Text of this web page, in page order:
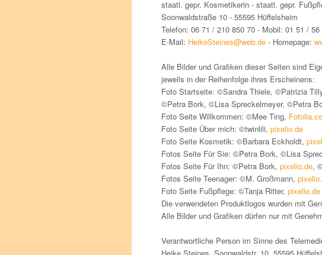
staatl. gepr. Kosmetikerin - staatl. gepr.
Soonwaldstraße 10 - 55595 Hüffelsheim
Telefon: 06 71 / 210 850 70 - Mobil: 01 51 / 56
E-Mail: HeikeSteines@web.de - Homepage:
Alle Bilder und Grafiken dieser Seiten sind
jeweils in der Reihenfolge ihres Erscheinens:
Foto Startseite: ©Sandra Thiele, ©Patrizia
©Petra Bork, ©Lisa Spreckelmeyer, ©Petra
Foto Seite Willkommen: ©Mee Ting,
Foto Seite Über mich: ©twinlili, pixelio.de
Foto Seite Kosmetik: ©Barbara Eckholdt,
Fotos Seite Für Sie: ©Petra Bork, ©Lisa
Fotos Seite Für Ihn: ©Petra Bork, pixelio.de,
Fotos Seite Teenager: ©M. Großmann,
Foto Seite Fußpflege: ©Tanja Ritter, pixelio.de
Die verwendeten Produktlogos wurden mit
Alle Bilder und Grafiken dürfen nur mit
Verantwortliche Person im Sinne des